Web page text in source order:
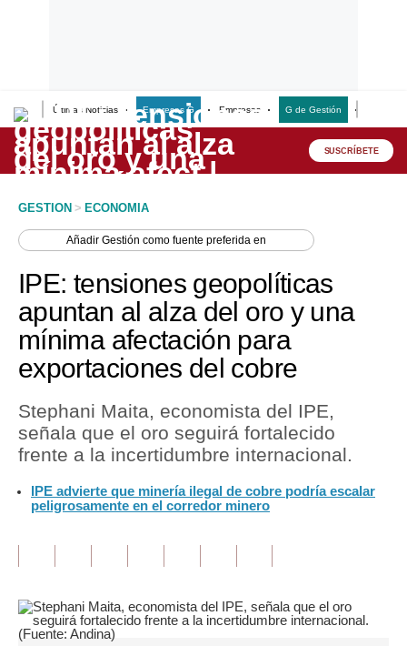
Últimas Noticias Empresas G Empresas G de Gestión
Lo último
Peru Quiosco
Economía
Mercados
Perú
Política
Tu Dinero
Inmobiliarias
Editorial
SUSCRÍBETE
GESTION > ECONOMIA
AñadirGestión como fuente preferida en
IPE: tensiones geopolíticas
apuntan al alza del oro y una
mínima afectación para
exportaciones del cobre
Stephani Maita, economista del IPE,
señala que el oro seguirá fortalecido
frente a la incertidumbre internacional.
IPE advierte que minería ilegal de cobre podría escalar
peligrosamente en el corredor minero